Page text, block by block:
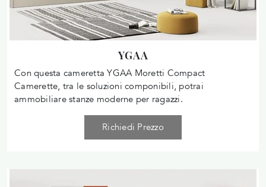
YGAA
Con questa cameretta YGAA Moretti Compact
Camerette, tra le soluzioni componibili, potrai
ammobiliare stanze moderne per ragazzi.
Richiedi Prezzo